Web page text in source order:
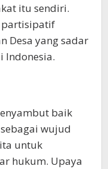
itu sendiri.
partisipatif
Desa yang sadar
Indonesia.
baik
wujud
untuk
hukum. Upaya